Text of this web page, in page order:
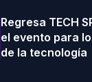
Regresa TECH
el evento para
de la tecnología